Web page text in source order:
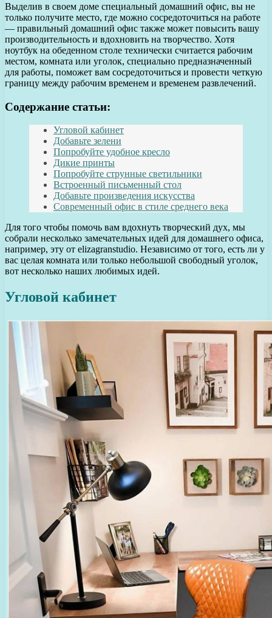
Выделив в своем доме специальный домашний офис, вы не
только получите место, где можно сосредоточиться на работе
— правильный домашний офис также может повысить вашу
производительность и вдохновить на творчество. Хотя
ноутбук на обеденном столе технически считается рабочим
местом, комната или уголок, специально предназначенный
для работы, поможет вам сосредоточиться и провести четкую
границу между рабочим временем и временем развлечений.
Содержание статьи:
Угловой кабинет
Добавьте зелени
Попробуйте удобное кресло
Дикие принты
Попробуйте струнные светильники
Встроенный письменный стол
Добавьте произведения искусства
Современный офис в стиле среднего века
Для того чтобы помочь вам вдохнуть творческий дух, мы
собрали несколько замечательных идей для домашнего офиса,
например, эту от elizagranstudio. Независимо от того, есть ли у
вас целая комната или только небольшой свободный уголок,
вот несколько наших любимых идей.
Угловой кабинет